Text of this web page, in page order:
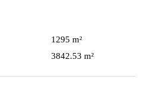
1295 m²
3842.53 m²